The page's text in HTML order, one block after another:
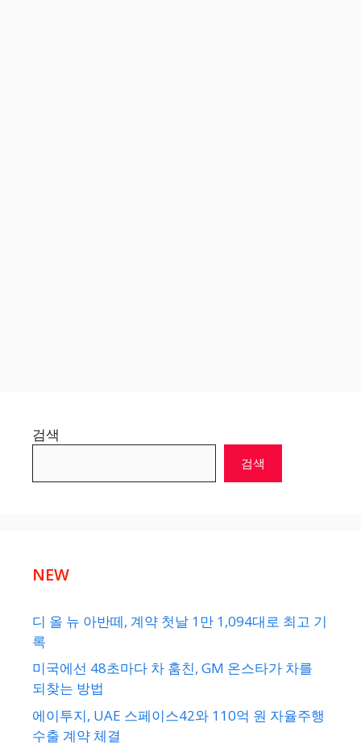
검색
검색
NEW
디 올 뉴 아반떼, 계약 첫날 1만 1,094대로 최고 기
록
미국에선 48초마다 차 훔친, GM 온스타가 차를
되찾는 방법
에이투지, UAE 스페이스42와 110억 원 자율주행
수출 계약 체결